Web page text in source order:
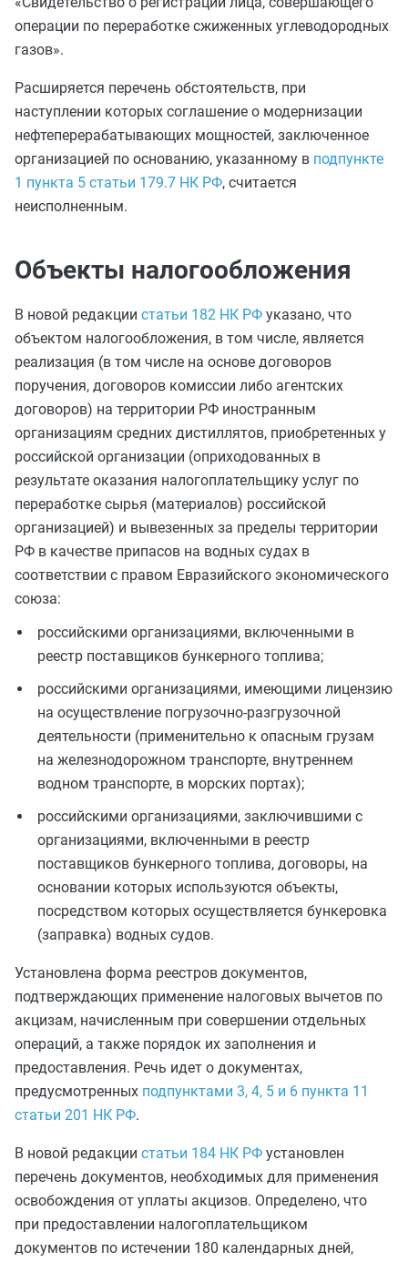
операции по переработке сжиженных углеводородных
газов».
Расширяется перечень обстоятельств, при
наступлении которых соглашение о модернизации
нефтеперерабатывающих мощностей, заключенное
организацией по основанию, указанному в подпункте
1 пункта 5 статьи 179.7 НК РФ, считается
неисполненным.
Объекты налогообложения
В новой редакции статьи 182 НК РФ указано, что
объектом налогообложения, в том числе, является
реализация (в том числе на основе договоров
поручения, договоров комиссии либо агентских
договоров) на территории РФ иностранным
организациям средних дистиллятов, приобретенных у
российской организации (оприходованных в
результате оказания налогоплательщику услуг по
переработке сырья (материалов) российской
организацией) и вывезенных за пределы территории
РФ в качестве припасов на водных судах в
соответствии с правом Евразийского экономического
союза:
российскими организациями, включенными в
реестр поставщиков бункерного топлива;
российскими организациями, имеющими лицензию
на осуществление погрузочно-разгрузочной
деятельности (применительно к опасным грузам
на железнодорожном транспорте, внутреннем
водном транспорте, в морских портах);
российскими организациями, заключившими с
организациями, включенными в реестр
поставщиков бункерного топлива, договоры, на
основании которых используются объекты,
посредством которых осуществляется бункеровка
(заправка) водных судов.
Установлена форма реестров документов,
подтверждающих применение налоговых вычетов по
акцизам, начисленным при совершении отдельных
операций, а также порядок их заполнения и
предоставления. Речь идет о документах,
предусмотренных подпунктами 3, 4, 5 и 6 пункта 11
статьи 201 НК РФ.
В новой редакции статьи 184 НК РФ установлен
перечень документов, необходимых для применения
освобождения от уплаты акцизов. Определено, что
при предоставлении налогоплательщиком
документов по истечении 180 календарных дней,